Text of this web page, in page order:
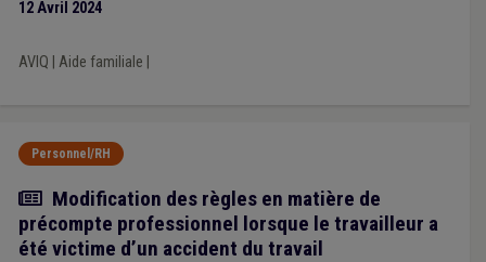
12 Avril 2024
AVIQ Aide familiale
Personnel/RH
Actualité
Modification des règles en matière de
précompte professionnel lorsque le travailleur a
été victime d’un accident du travail